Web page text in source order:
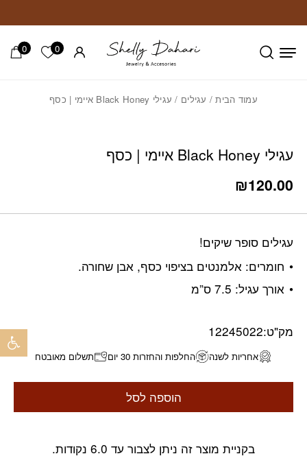
0 הרשימה
0
עמוד הבית/ עגילים / עגילי Black Honey איימי | כסף
עגילי Black Honey איימי | כסף
₪120.00
עגילים סופר שיקים!
חומרים: אלמנטים בציפוי כסף, אבן שחורה.
אורך עגיל: 7.5 ס”מ
מק"ט:12245022
אחריות לשנה החלפות והחזרות 30 יום תשלום מאובטח
הוספה לסל
בקניית מוצר זה ניתן לצבור עד 6.0 נקודות.